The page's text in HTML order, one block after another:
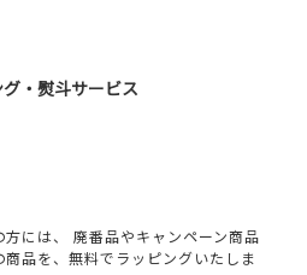
・熨斗サービス
には、 廃番品やキャンペーン商品
商品を、無料でラッピングいたしま